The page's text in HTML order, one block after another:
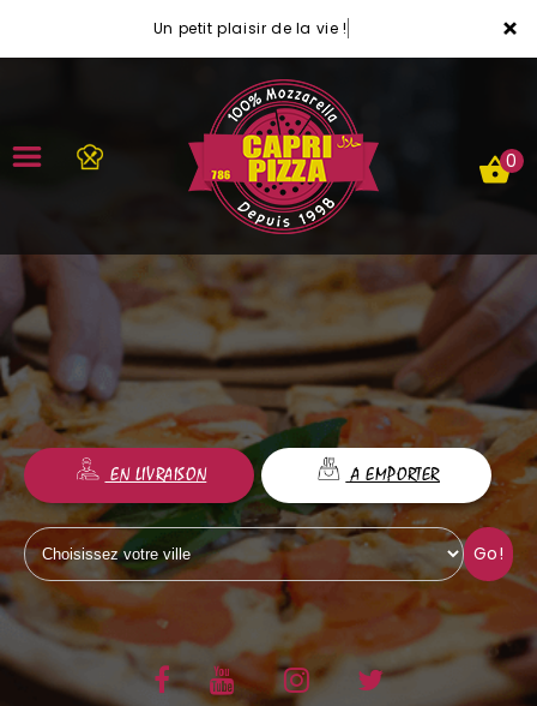
×
Un petit plaisir de la vie !
ACCUEIL
LA CARTE
VOTRE COMPTE
NOTRE RESTAURANT
VOS AVIS
MENTIONS LÉGALES
C.G.V
0
EN LIVRAISON A EMPORTER
Go!